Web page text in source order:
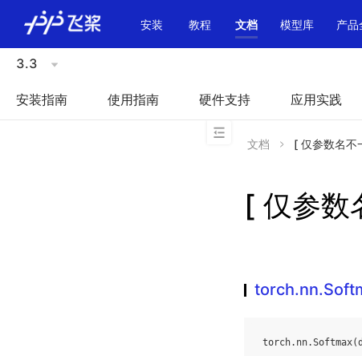
安装 教程 文档 模型库 产品
3.3
安装指南 使用指南 硬件支持 应用实践
文档 [ 仅参数名
[ 仅参
torch. nn.Softmax(